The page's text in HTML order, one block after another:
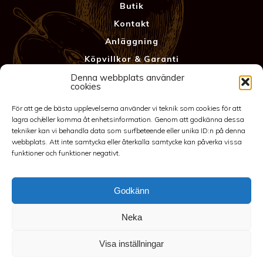
Denna webbplats använder
cookies
För att ge de bästa upplevelserna använder vi teknik som cookies för att
lagra och/eller komma åt enhetsinformation. Genom att godkänna dessa
tekniker kan vi behandla data som surfbeteende eller unika ID:n på denna
webbplats. Att inte samtycka eller återkalla samtycke kan påverka vissa
funktioner och funktioner negativt.
Godkänn
Neka
Visa inställningar
Butik
Kontakt
Anläggning
Köpvillkor & Garanti
Integritetspolicy
spakarp@outlook.com